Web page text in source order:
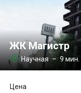
ЖК Магистр
 Научная– 9 мин.
Цена